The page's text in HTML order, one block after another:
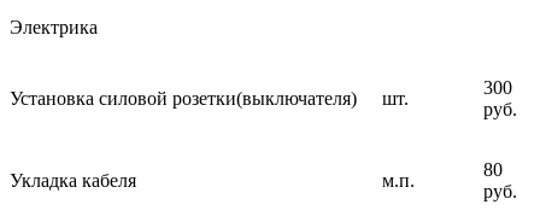
Электрика
Установка силовой розетки(выключателя) шт.
300
руб.
Укладка кабеля м.п.
80
руб.